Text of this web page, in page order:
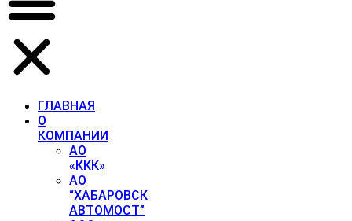
ГЛАВНАЯ
О
КОМПАНИИ
АО
«ККК»
АО
“ХАБАРОВСК
АВТОМОСТ”